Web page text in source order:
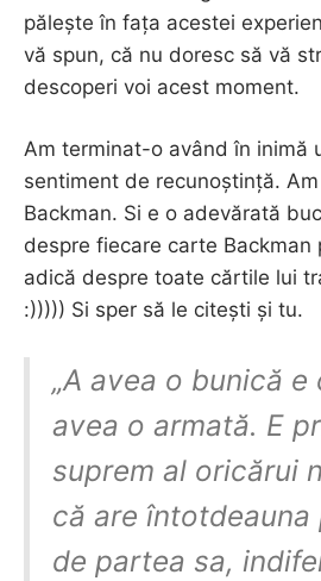
pălește în fața acestei
vă spun, că nu doresc să vă
descoperi voi acest moment.
Am terminat-o având în inimă
sentiment de recunoștință.
Backman. Si e o adevărată
despre fiecare carte Backman
adică despre toate cărtile lui
:))))) Si sper să le citești și tu.
„A avea o bunică
avea o armată. E
suprem al oricărui
că are întotdeauna
de partea sa,